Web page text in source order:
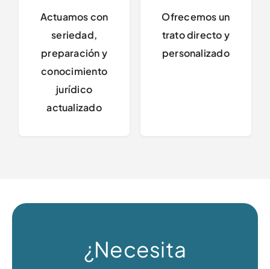
Actuamos con
seriedad,
preparación y
conocimiento
jurídico
actualizado
Ofrecemos un
trato directo y
personalizado
¿Necesita